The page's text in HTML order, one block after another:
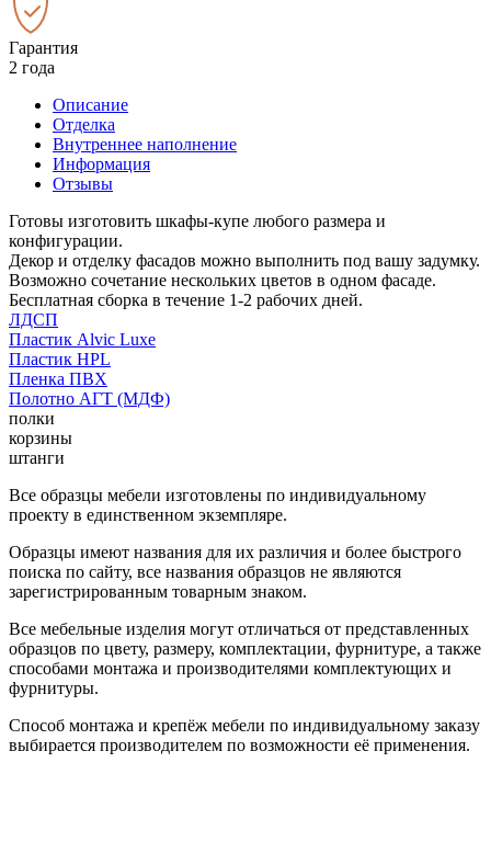
Гарантия
2 года
Описание
Отделка
Внутреннее наполнение
Информация
Отзывы
Готовы изготовить шкафы-купе любого размера и
конфигурации.
Декор и отделку фасадов можно выполнить под вашу задумку.
Возможно сочетание нескольких цветов в одном фасаде.
Бесплатная сборка в течение 1-2 рабочих дней.
ЛДСП
Пластик Alvic Luxe
Пластик HPL
Пленка ПВХ
Полотно АГТ (МДФ)
полки
корзины
штанги
Все образцы мебели изготовлены по индивидуальному
проекту в единственном экземпляре.
Образцы имеют названия для их различия и более быстрого
поиска по сайту, все названия образцов не являются
зарегистрированным товарным знаком.
Все мебельные изделия могут отличаться от представленных
образцов по цвету, размеру, комплектации, фурнитуре, а также
способами монтажа и производителями комплектующих и
фурнитуры.
Способ монтажа и крепёж мебели по индивидуальному заказу
выбирается производителем по возможности её применения.